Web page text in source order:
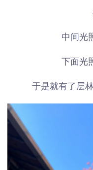
中间光
下面光
于是就有了层